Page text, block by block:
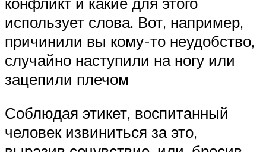
использует слова. Вот, например,
причинили вы кому-то неудобство,
случайно наступили на ногу или
зацепили плечом
Соблюдая этикет, воспитанный
человек извиниться за это,